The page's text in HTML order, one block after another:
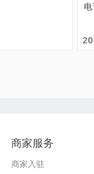
商家服务
商家入驻